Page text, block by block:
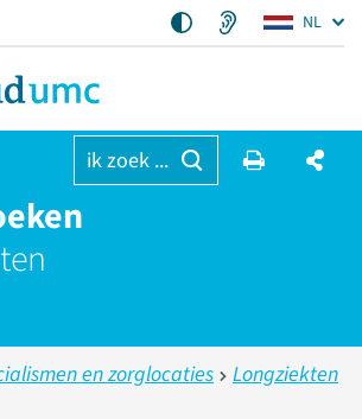
NL
ik zoek ...
en zorglocaties
Longziekten